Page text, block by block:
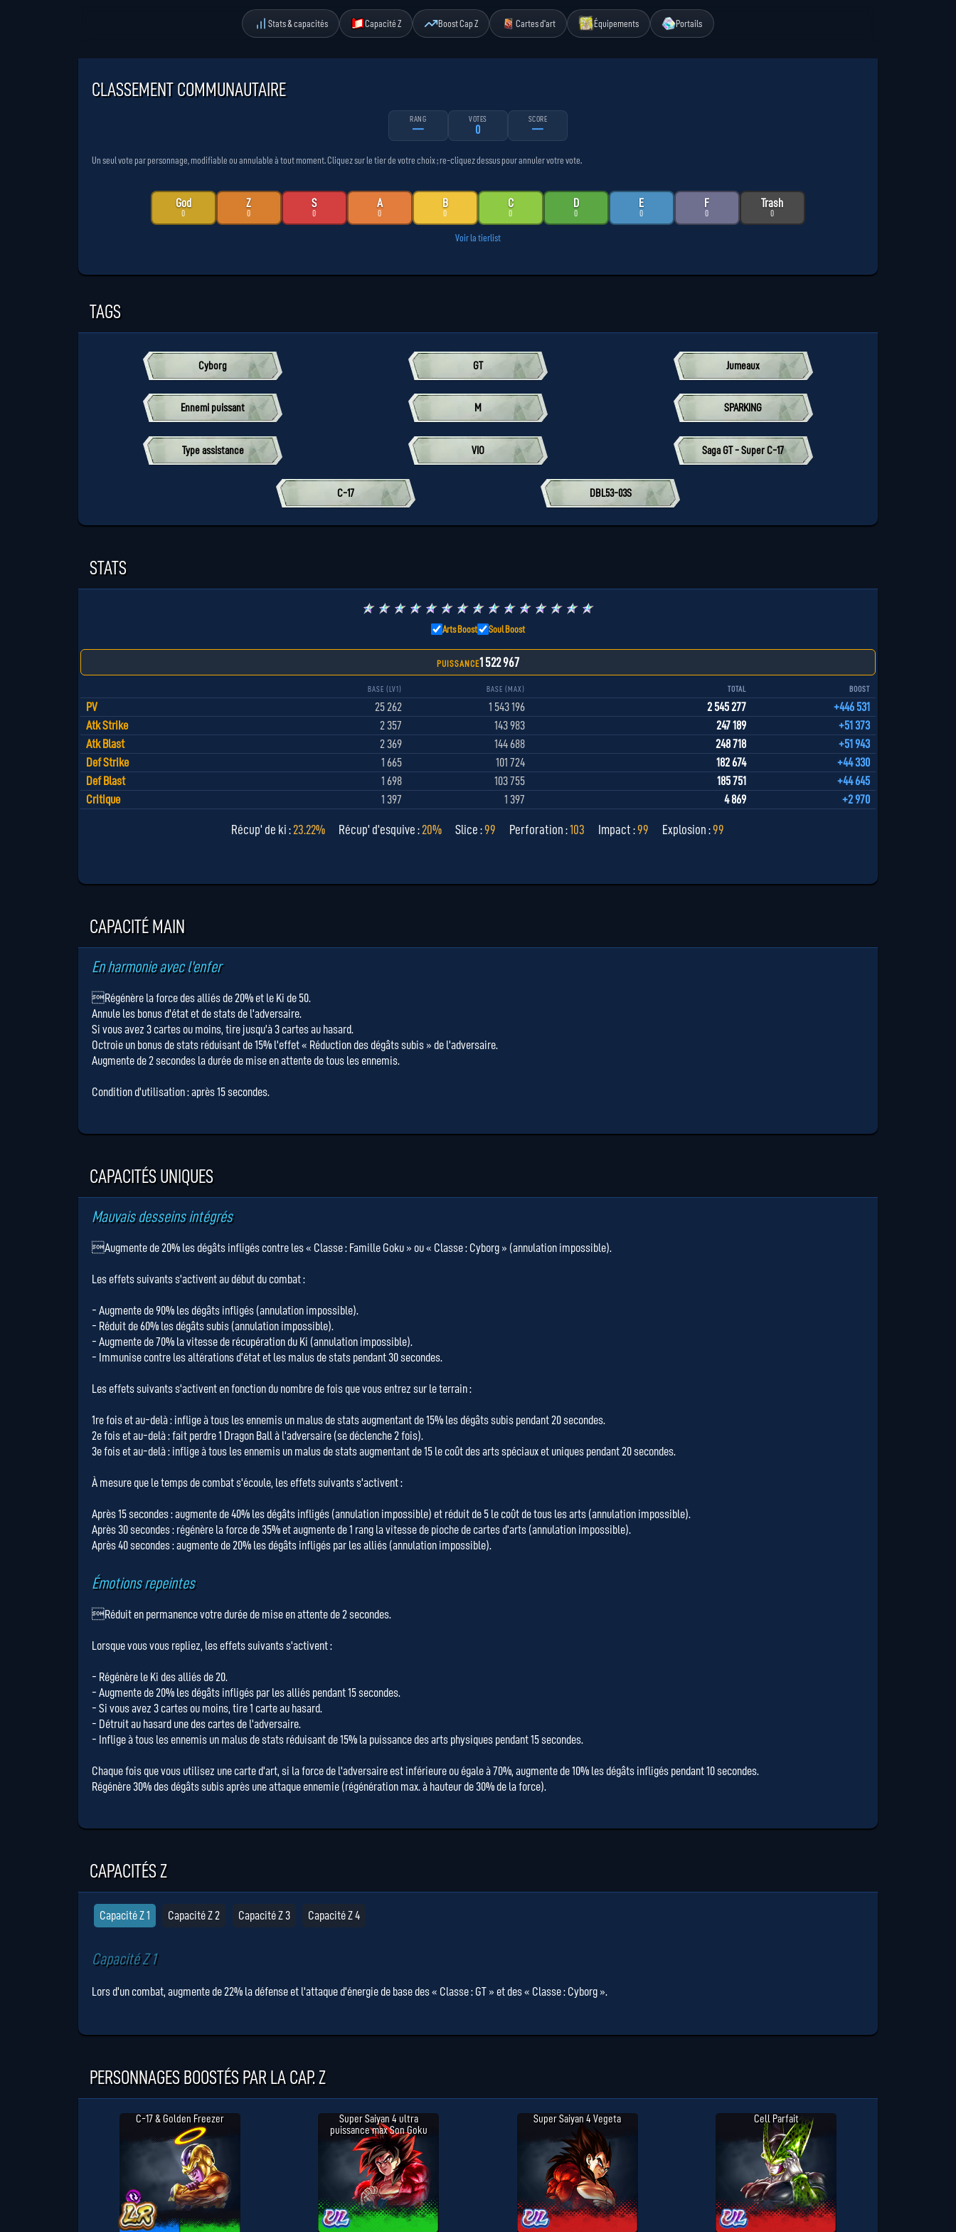
Stats & capacités Capacité Z Boost Cap Z Cartes d'art Équipements Portails
CLASSEMENT COMMUNAUTAIRE
RANG
—
VOTES
0
SCORE
—
Un seul vote par personnage, modifiable ou annulable à tout moment. Cliquez sur le tier de votre choix ; re-cliquez dessus pour annuler votre vote.
God
0
Z
0
S
0
A
0
B
0
C
0
D
0
E
0
F
0
Trash
0
Voir la tierlist
TAGS
Cyborg GT Jumeaux
Ennemi puissant M SPARKING
Type assistance VIO Saga GT - Super C-17
C-17 DBL53-03S
STATS
★ ★ ★ ★ ★ ★ ★ ★ ★ ★ ★ ★ ★ ★ ★
Arts Boost Soul Boost
PUISSANCE1 522 967
BASE (LV1) BASE (MAX) TOTAL BOOST
PV 25 262 1 543 196 2 545 277
+446 531
Atk Strike
2 357 143 983 247 189
+51 373
Atk Blast
2 369 144 688 248 718
+51 943
Def Strike
1 665 101 724 182 674
+44 330
Def Blast
1 698 103 755 185 751
+44 645
Critique
1 397 1 397 4 869 +2 970
Récup' de ki :23.22% Récup' d'esquive :20% Slice :99 Perforation :103 Impact :99 Explosion :99
CAPACITÉ MAIN
En harmonie avec l'enfer
Régénère la force des alliés de 20% et le Ki de 50.
Annule les bonus d'état et de stats de l'adversaire.
Si vous avez 3 cartes ou moins, tire jusqu'à 3 cartes au hasard.
Octroie un bonus de stats réduisant de 15% l'effet « Réduction des dégâts subis » de l'adversaire.
Augmente de 2 secondes la durée de mise en attente de tous les ennemis.
Condition d'utilisation : après 15 secondes.
CAPACITÉS UNIQUES
Mauvais desseins intégrés
Augmente de 20% les dégâts infligés contre les « Classe : Famille Goku » ou « Classe : Cyborg » (annulation impossible).
Les effets suivants s'activent au début du combat :
- Augmente de 90% les dégâts infligés (annulation impossible).
- Réduit de 60% les dégâts subis (annulation impossible).
- Augmente de 70% la vitesse de récupération du Ki (annulation impossible).
- Immunise contre les altérations d'état et les malus de stats pendant 30 secondes.
Les effets suivants s'activent en fonction du nombre de fois que vous entrez sur le terrain :
1re fois et au-delà : inflige à tous les ennemis un malus de stats augmentant de 15% les dégâts subis pendant 20 secondes.
2e fois et au-delà : fait perdre 1 Dragon Ball à l'adversaire (se déclenche 2 fois).
3e fois et au-delà : inflige à tous les ennemis un malus de stats augmentant de 15 le coût des arts spéciaux et uniques pendant 20 secondes.
À mesure que le temps de combat s'écoule, les effets suivants s'activent :
Après 15 secondes : augmente de 40% les dégâts infligés (annulation impossible) et réduit de 5 le coût de tous les arts (annulation impossible).
Après 30 secondes : régénère la force de 35% et augmente de 1 rang la vitesse de pioche de cartes d'arts (annulation impossible).
Après 40 secondes : augmente de 20% les dégâts infligés par les alliés (annulation impossible).
Émotions repeintes
Réduit en permanence votre durée de mise en attente de 2 secondes.
Lorsque vous vous repliez, les effets suivants s'activent :
- Régénère le Ki des alliés de 20.
- Augmente de 20% les dégâts infligés par les alliés pendant 15 secondes.
- Si vous avez 3 cartes ou moins, tire 1 carte au hasard.
- Détruit au hasard une des cartes de l'adversaire.
- Inflige à tous les ennemis un malus de stats réduisant de 15% la puissance des arts physiques pendant 15 secondes.
Chaque fois que vous utilisez une carte d'art, si la force de l'adversaire est inférieure ou égale à 70%, augmente de 10% les dégâts infligés pendant 10 secondes.
Régénère 30% des dégâts subis après une attaque ennemie (régénération max. à hauteur de 30% de la force).
CAPACITÉS Z
Capacité Z 1 Capacité Z 2 Capacité Z 3 Capacité Z 4
Capacité Z 1
Lors d'un combat, augmente de 22% la défense et l'attaque d'énergie de base des « Classe : GT » et des « Classe : Cyborg ».
PERSONNAGES BOOSTÉS PAR LA CAP. Z
C-17 & Golden Freezer
Super Saiyan 4 ultra
puissance max Son Goku
Super Saiyan 4 Vegeta Cell Parfait